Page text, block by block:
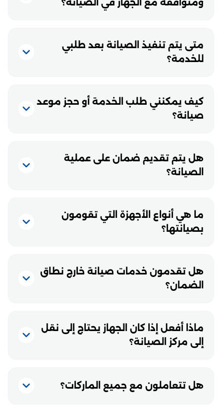
ومتوافقة مع الجهاز في الصيانة؟
متى يتم تنفيذ الصيانة بعد طلبي
للخدمة؟
كيف يمكنني طلب الخدمة أو حجز موعد
صيانة؟
هل يتم تقديم ضمان على عملية
الصيانة؟
ما هي أنواع الأجهزة التي تقومون
بصيانتها؟
هل تقدمون خدمات صيانة خارج نطاق
الضمان؟
ماذا أفعل إذا كان الجهاز يحتاج إلى نقل
إلى مركز الصيانة؟
هل تتعاملون مع جميع الماركات؟